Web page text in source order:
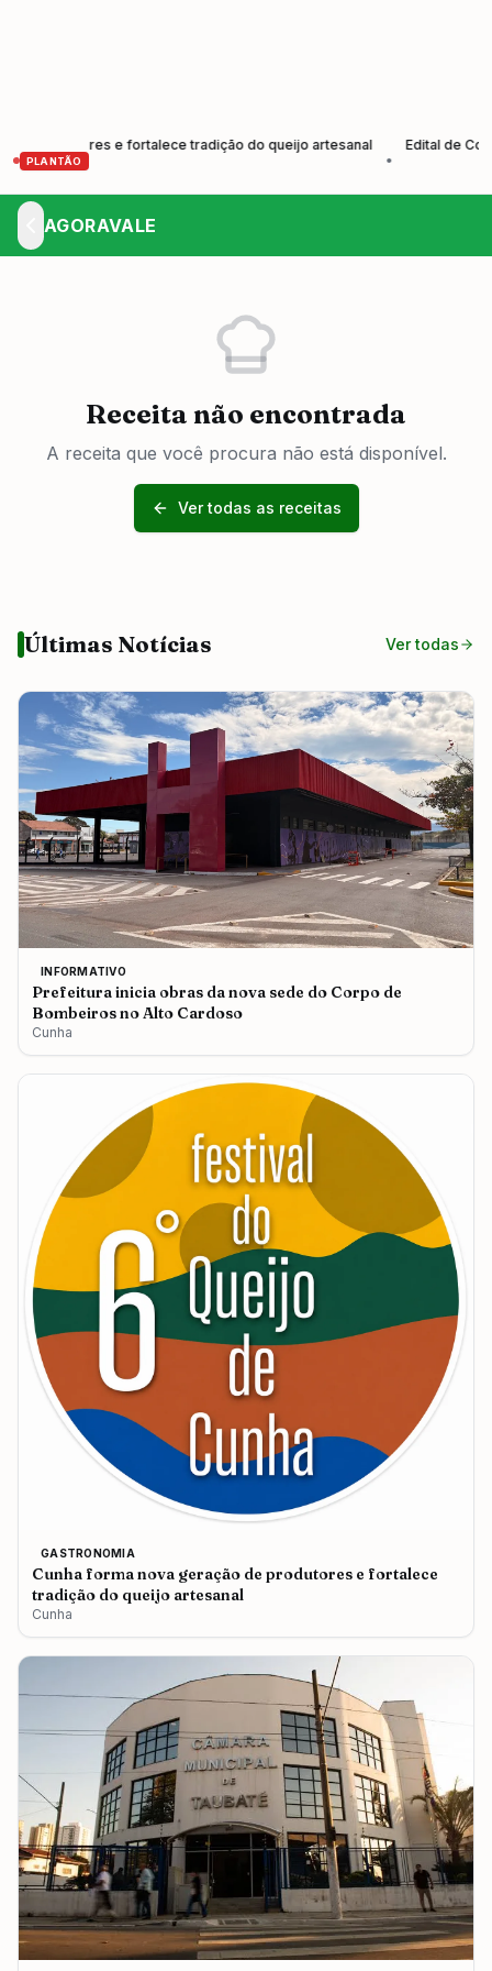
PLANTÃO
produtores e fortalece tradição do queijo artesanal
Edital de
AGORAVALE
Receita não encontrada
A receita que você procura não está disponível.
Ver todas as receitas
Últimas Notícias Ver todas
INFORMATIVO
Prefeitura inicia obras da nova sede do Corpo de
Bombeiros no Alto Cardoso
Cunha
GASTRONOMIA
Cunha forma nova geração de produtores e fortalece
tradição do queijo artesanal
Cunha